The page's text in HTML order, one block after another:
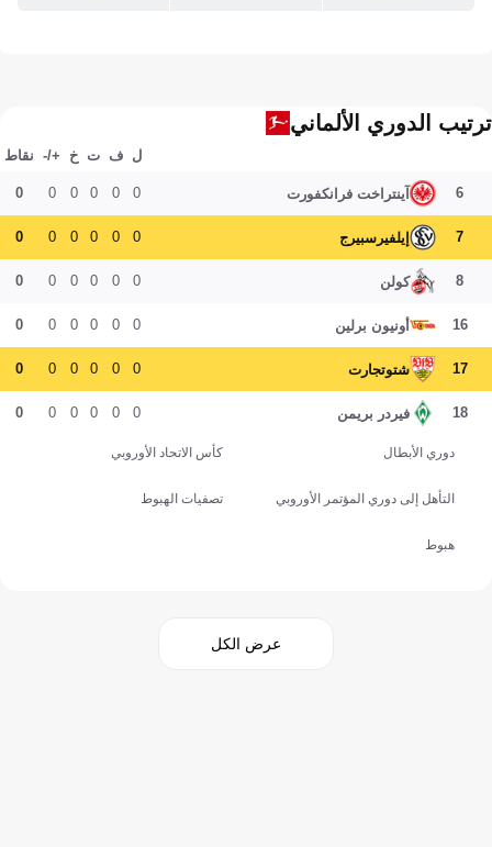
ترتيب الدوري الألماني
ل ف ت خ +/- نقاط
6 آينتراخت فرانكفورت 0
0
0
0
0
0
7 إيلفيرسبيرج 0
0
0
0
0
0
8 كولن 0
0
0
0
0
0
16 أونيون برلين 0
0
0
0
0
0
17 شتوتجارت 0
0
0
0
0
0
18 فيردر بريمن 0
0
0
0
0
0
دوري الأبطال كأس الاتحاد الأوروبي
التأهل إلى دوري المؤتمر الأوروبي تصفيات الهبوط
هبوط
عرض الكل